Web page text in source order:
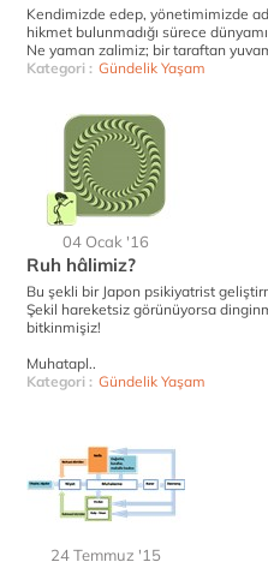
Kendimizde edep, yönetimimizde
hikmet bulunmadığı sürece
Ne yaman zalimiz; bir taraftan
Kategori : Gündelik Yaşam
04 Ocak '16
Ruh hâlimiz?
Bu şekli bir Japon psikiyatrist
Şekil hareketsiz görünüyorsa
bitkinmişiz!
Muhatapl..
Kategori : Gündelik Yaşam
24 Temmuz '15